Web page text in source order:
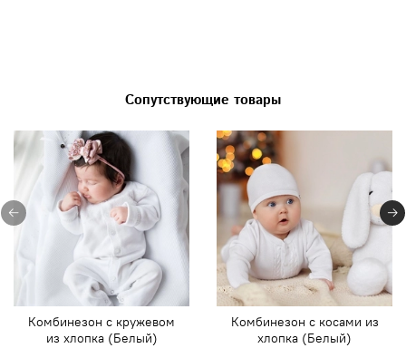
Сопутствующие товары
Комбинезон с кружевом
из хлопка (Белый)
Комбинезон с косами из
хлопка (Белый)